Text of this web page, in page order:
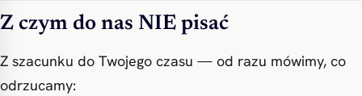
Z czym do nas NIE pisać
Z szacunku do Twojego czasu — od razu mówimy, co
odrzucamy: